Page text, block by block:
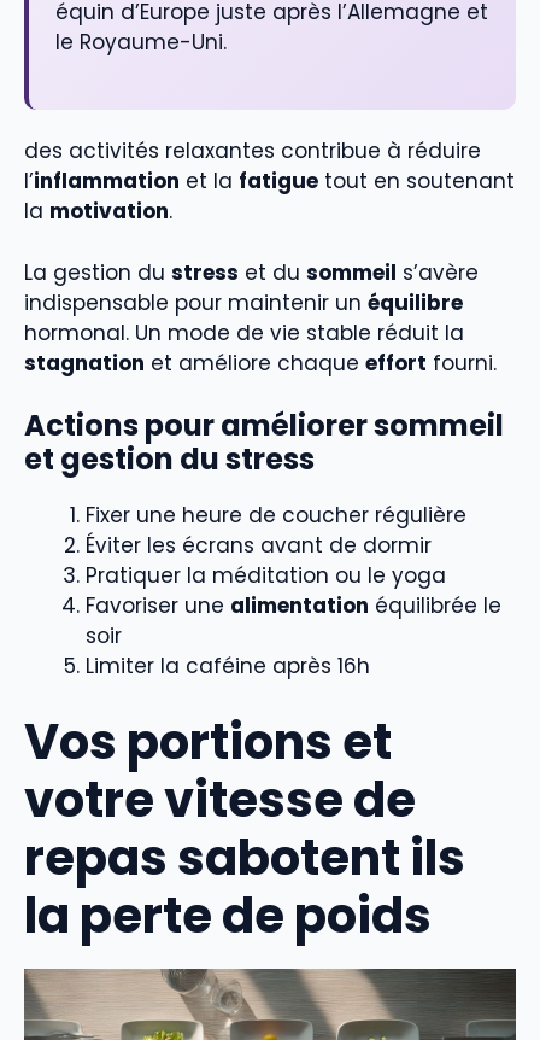
équin d’Europe juste après l’Allemagne et
le Royaume-Uni.
des activités relaxantes contribue à réduire
l’inflammation et la fatigue tout en soutenant
la motivation.
La gestion du stress et du sommeil s’avère
indispensable pour maintenir un équilibre
hormonal. Un mode de vie stable réduit la
stagnation et améliore chaque effort fourni.
Actions pour améliorer sommeil
et gestion du stress
Fixer une heure de coucher régulière
Éviter les écrans avant de dormir
Pratiquer la méditation ou le yoga
Favoriser une alimentation équilibrée le
soir
Limiter la caféine après 16h
Vos portions et
votre vitesse de
repas sabotent ils
la perte de poids